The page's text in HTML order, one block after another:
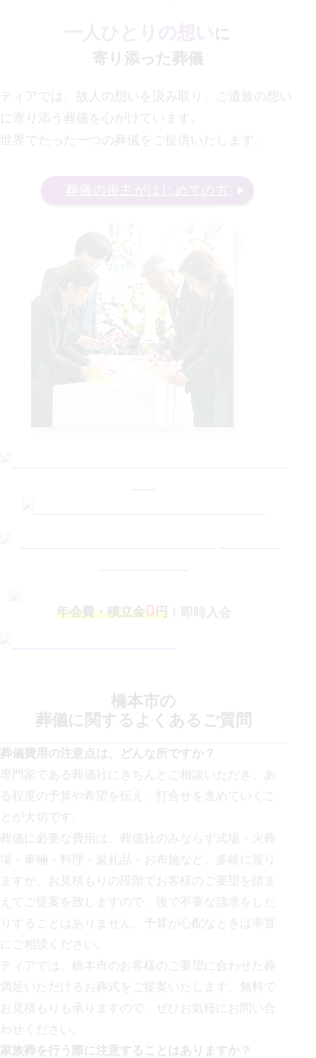
に
寄り添った葬儀
ティアでは、故人の想いを汲み取り、ご遺族の想い
に寄り添う葬儀を心がけています。
世界でたった一つの葬儀をご提供いたします。
年会費・積立金0円！即時入会
橋本市の
葬儀に関する よくあるご質問
葬儀費用の注意点は、どんな所ですか？
専門家である葬儀社にきちんとご相談いただき、あ
る程度の予算や希望を伝え、打合せを進めていくこ
とが大切です。
葬儀に必要な費用は、葬儀社のみならず式場・火葬
場・車輛・料理・返礼品・お布施など、多岐に渡り
ますが、お見積もりの段階でお客様のご要望を踏ま
えてご提案を致しますので、後で不要な請求をした
りすることはありません。予算が心配なときは率直
にご相談ください。
ティアでは、
橋本市のお客様のご要望に合わせた葬
満足いただけるお葬式をご提案いたします。無料で
お見積もりも承りますので、ぜひお気軽にお問い合
わせください。
家族葬を行う際に注意することはありますか？